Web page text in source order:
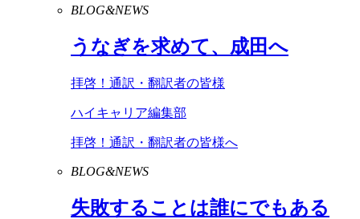
BLOG&NEWS
うなぎを求めて、成田へ
拝啓！通訳・翻訳者の皆様
ハイキャリア編集部
拝啓！通訳・翻訳者の皆様へ
BLOG&NEWS
失敗することは誰にでもある